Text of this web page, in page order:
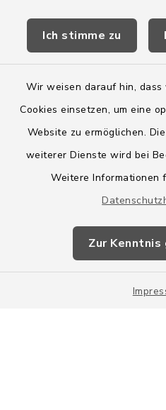
Ich stimme zu
Wir weisen darauf hin,
Cookies einsetzen, um eine
Website zu ermöglichen.
weiterer Dienste wird bei
Weitere Informationen
Zur Kenntnis
Wege-Zweckverband